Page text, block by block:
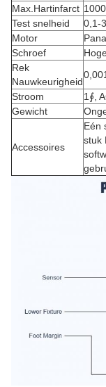
Max.Hartinfarct
Test snelheid
0,1-
Motor
Schroef
Rek
Nauwkeurigheid
Stroom
1∮,
Gewicht
Accessoires
Eén
stuk